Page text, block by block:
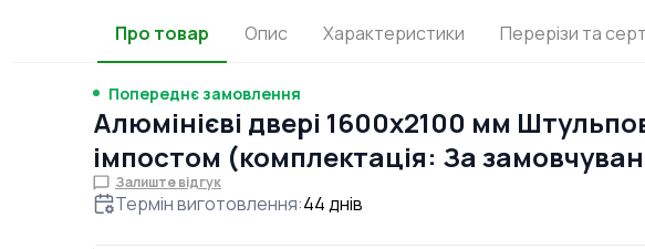
Про товар Опис Характеристики Перерізи та
Попереднє замовлення
Алюмінієві двері 1600x2100 мм
імпостом (комплектація: За
Залиште відгук
Термін виготовлення:44днів